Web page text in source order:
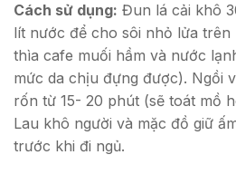
Cách sử dụng: Đun lá cải khô
lít nước để cho sôi nhỏ lửa trên
thìa cafe muối hầm và nước
mức da chịu đựng được). Ngồi
rốn từ 15- 20 phút (sẽ toát mồ
Lau khô người và mặc đồ giữ
trước khi đi ngủ.